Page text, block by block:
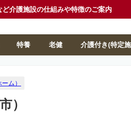
介護施設の仕組みや特徴のご案内
特養 老健 介護付き(特定
ム）
）